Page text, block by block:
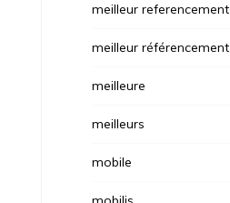
meilleur referencement
meilleur référencement
meilleure
meilleurs
mobile